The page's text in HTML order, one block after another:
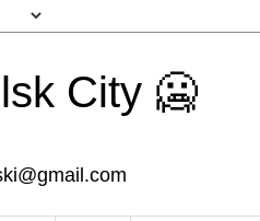
City 🥶